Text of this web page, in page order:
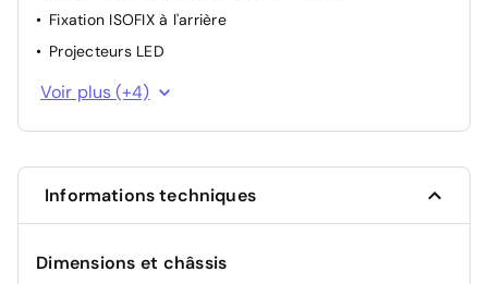
Fixation ISOFIX à l'arrière
Projecteurs LED
Airbags (Frontaux, latéraux AV, rideaux AV et AR)
Voir plus (+4)
Informations techniques
Dimensions et châssis